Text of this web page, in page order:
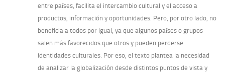
entre países, facilita el intercambio cultural y el acceso a
productos, información y oportunidades. Pero, por otro lado, no
beneficia a todos por igual, ya que algunos países o grupos
salen más favorecidos que otros y pueden perderse
identidades culturales. Por eso, el texto plantea la necesidad
de analizar la globalización desde distintos puntos de vista y